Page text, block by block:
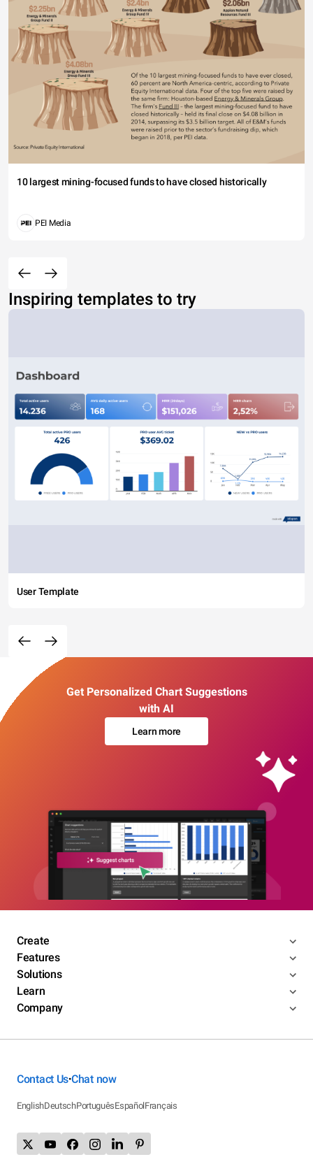
10 largest mining-focused funds to have closed historically
PEI Media
Inspiring templates to try
User Template
Get Personalized Chart Suggestions
with AI
Learn more
Create
Features
Solutions
Learn
Company
Contact Us•Chat now
EnglishDeutschPortuguêsEspañolFrançais